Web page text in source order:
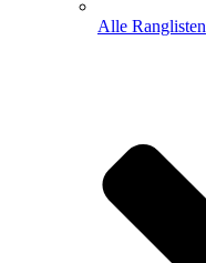
Alle Ranglisten